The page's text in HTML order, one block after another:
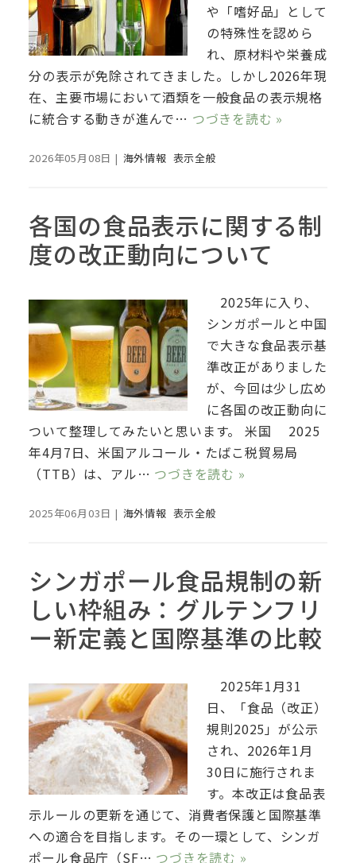
や「嗜好品」として
の特殊性を認めら
れ、原材料や栄養成
分の表示が免除されてきました。しかし2026年現
在、主要市場において酒類を一般食品の表示規格
に統合する動きが進んで… つづきを読む »
2026年05月08日 | 海外情報 表示全般
各国の食品表示に関する制
度の改正動向について
2025年に入り、
シンガポールと中国
で大きな食品表示基
準改正がありました
が、今回は少し広め
に各国の改正動向に
ついて整理してみたいと思います。 米国 2025
年4月7日、米国アルコール・たばこ税貿易局
（TTB）は、アル… つづきを読む »
2025年06月03日 | 海外情報 表示全般
シンガポール食品規制の新
しい枠組み：グルテンフリ
ー新定義と国際基準の比較
2025年1月31
日、「食品（改正）
規則2025」が公示
され、2026年1月
30日に施行されま
す。本改正は食品表
示ルールの更新を通じて、消費者保護と国際基準
への適合を目指します。その一環として、シンガ
ポール食品庁（SF… つづきを読む »